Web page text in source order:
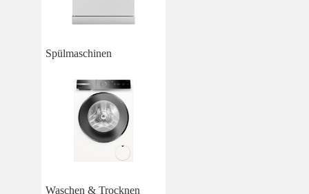
Spülmaschinen
Waschen & Trocknen